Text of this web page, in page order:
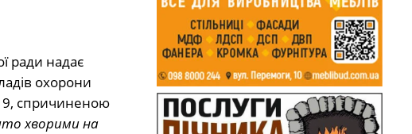
ради надає
охорони
19, спричиненою
хворими на